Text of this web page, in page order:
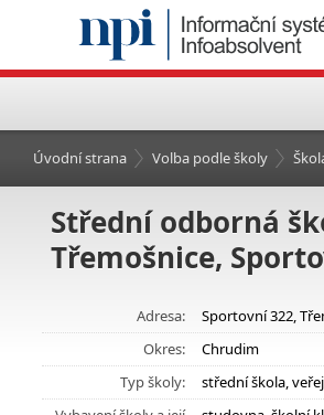
Úvodní strana Volba podle školy
Střední odborná
Třemošnice,
Adresa:
Sportovní 322,
Okres:
Chrudim
Typ školy:
střední škola,